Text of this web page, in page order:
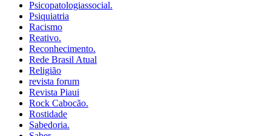
Psicopatologiassocial.
Psiquiatria
Racismo
Reativo.
Reconhecimento.
Rede Brasil Atual
Religião
revista forum
Revista Piaui
Rock Cabocão.
Rostidade
Sabedoria.